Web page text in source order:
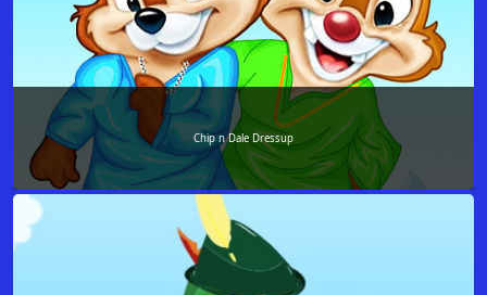
Chip n Dale Dressup